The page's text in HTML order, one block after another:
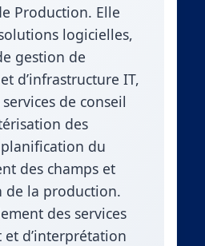
Production. Elle
logicielles,
gestion de
d’infrastructure IT,
de conseil
des
du
des champs et
de la production.
des services
d’interprétation